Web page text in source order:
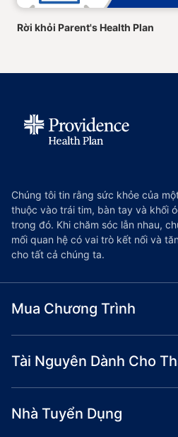
Rời khỏi Parent's Health Plan
Chúng tôi tin rằng sức khỏe của
thuộc vào trái tim, bàn tay và khối
trong đó. Khi chăm sóc lẫn nhau,
mối quan hệ có vai trò kết nối và
cho tất cả chúng ta.
Mua Chương Trình
Tài Nguyên Dành Cho
Nhà Tuyển Dụng